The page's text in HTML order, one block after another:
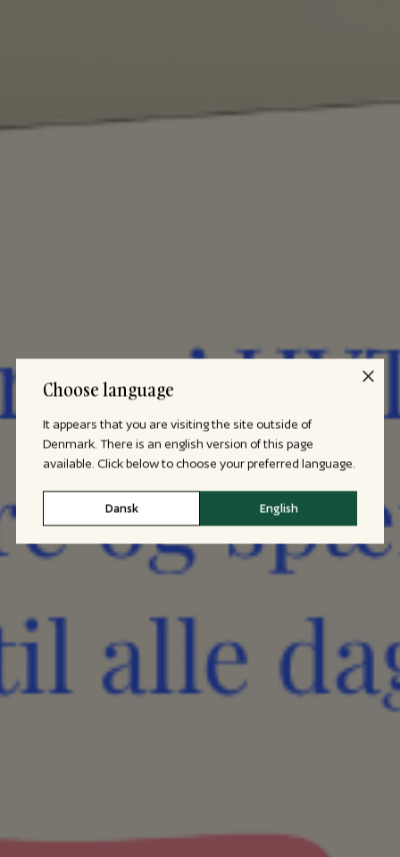
Choose language
It appears that you are visiting the site outside of
Denmark. There is an english version of this page
available. Click below to choose your preferred language.
Dansk English